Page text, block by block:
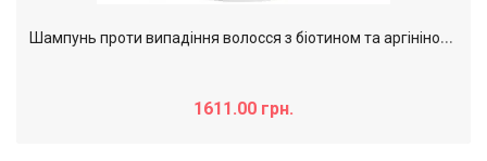
Ш
ампунь проти випадіння волосся з біотином та аргініном Tahe Botanic Tricology Fitoxil Forte, 1000 мл
1611.00 грн.